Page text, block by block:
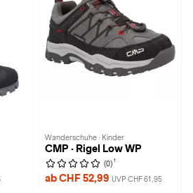
Wanderschuhe · Kinder
CMP · Rigel Low WP
(0) 1
ab CHF 52,99 UVP CHF 61,95